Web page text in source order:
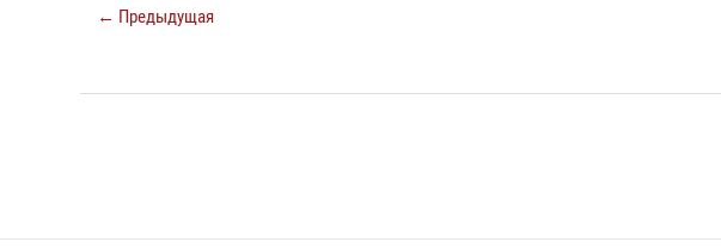
← Предыдущая